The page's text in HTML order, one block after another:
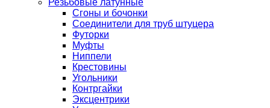
Резьбовые латунные
Сгоны и бочонки
Соединители для труб штуцера
Футорки
Муфты
Ниппели
Крестовины
Угольники
Контргайки
Эксцентрики